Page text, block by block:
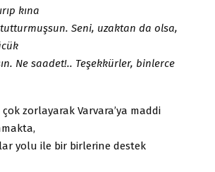
kına
tutturmuşsun. Seni, uzaktan da olsa,
Ne saadet!.. Teşekkürler, binlerce
zorlayarak Varvara’ya maddi
yolu ile bir birlerine destek